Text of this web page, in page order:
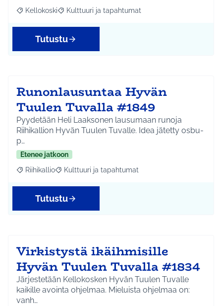
Rajaa tulokset aihepiirin mukaan: Kellokoski
Kellokoski Rajaa tulokset teeman mukaan: Kulttuuri ja
Kulttuuri ja tapahtumat
Tutustu
Runonlausuntaa Hyvän
Tuulen Tuvalla #1849
Pyydetään Heli Laaksonen lausumaan runoja
Riihikallion Hyvän Tuulen Tuvalle. Idea jätetty osbu-
p…
Etenee jatkoon
Rajaa tulokset aihepiirin mukaan: Riihikallio
Riihikallio Rajaa tulokset teeman mukaan: Kulttuuri ja
Kulttuuri ja tapahtumat
Tutustu
Virkistystä ikäihmisille
Hyvän Tuulen Tuvalla #1834
Järjestetään Kellokosken Hyvän Tuulen Tuvalle
kaikille avointa ohjelmaa. Mieluista ohjelmaa on:
vanh…